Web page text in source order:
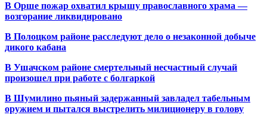
В Орше пожар охватил крышу православного храма —
возгорание ликвидировано
В Полоцком районе расследуют дело о незаконной добыче
дикого кабана
В Ушачском районе смертельный несчастный случай
произошел при работе с болгаркой
В Шумилино пьяный задержанный завладел табельным
оружием и пытался выстрелить милиционеру в голову